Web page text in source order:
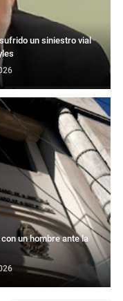
un siniestro vial
un hombre ante la